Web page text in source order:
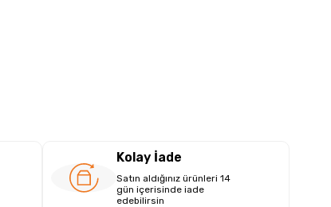
Kolay İade
Satın aldığınız ürünleri 14
gün içerisinde iade
edebilirsin